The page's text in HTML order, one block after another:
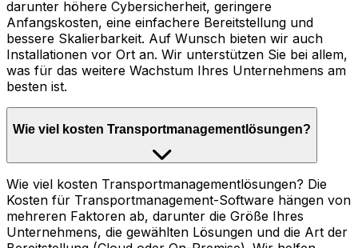
darunter höhere Cybersicherheit, geringere
Anfangskosten, eine einfachere Bereitstellung und
bessere Skalierbarkeit. Auf Wunsch bieten wir auch
Installationen vor Ort an. Wir unterstützen Sie bei allem,
was für das weitere Wachstum Ihres Unternehmens am
besten ist.
Wie viel kosten Transportmanagementlösungen?
Wie viel kosten Transportmanagementlösungen? Die
Kosten für Transportmanagement-Software hängen von
mehreren Faktoren ab, darunter die Größe Ihres
Unternehmens, die gewählten Lösungen und die Art der